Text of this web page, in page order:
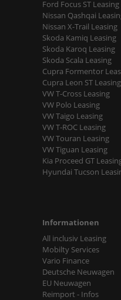
Ford Focus ST Leasing
Nissan Qashqai
Nissan X-Trail Leasing
Skoda Kamiq Leasing
Skoda Karoq Leasing
Skoda Scala Leasing
Cupra Formentor
Cupra Leon ST Leasing
VW T-Cross Leasing
VW Polo Leasing
VW Taigo Leasing
VW T-ROC Leasing
VW Touran Leasing
VW Tiguan Leasing
Kia Proceed GT
Hyundai Tucson
Informationen
All inclusiv Leasing
Mobilty Services
Vario Finance
Deutsche Neuwagen
EU Neuwagen
Reimport - Infos